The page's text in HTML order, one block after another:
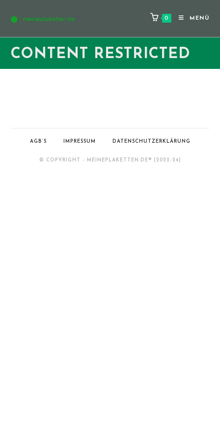
Inhalt
0 MENÜ
CONTENT RESTRICTED
AGB’S IMPRESSUM DATENSCHUTZERKLÄRUNG
© COPYRIGHT - MEINEPLAKETTEN.DE­® (2022-24)